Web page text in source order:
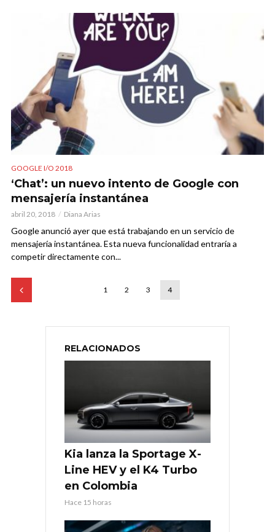
GOOGLE I/O 2018
‘Chat’: un nuevo intento de Google con
mensajería instantánea
abril 20, 2018 Diana Arias
Google anunció ayer que está trabajando en un servicio de
mensajería instantánea. Esta nueva funcionalidad entraría a
competir directamente con...
1 2 3 4
RELACIONADOS
Kia lanza la Sportage X-
Line HEV y el K4 Turbo
en Colombia
Hace 15 horas